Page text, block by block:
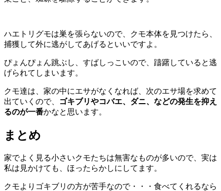
ハエトリグモは巣を張らないので、クモ本体を見つけたら、
捕獲して外に逃がしてあげるといいですよ。
ぴょんぴょん跳ぶし、すばしっこいので、躊躇していると逃
げられてしまいます。
クモ達は、家の中にエサがなくなれば、次のエサ場を求めて
出ていくので、
ゴキブリやコバエ、ダニ、などの発生を抑え
るのが一番かなと思います。
まとめ
家でよく見る小さいクモたちは無害なものが多いので、実は
私は見かけても、ほったらかしにしてます。
クモよりゴキブリの方が苦手なので・・・食べてくれるなら